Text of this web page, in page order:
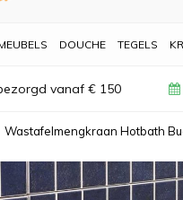
DOUCHE TEGELS
vanaf € 150
Wastafelmengkraan Hotbath